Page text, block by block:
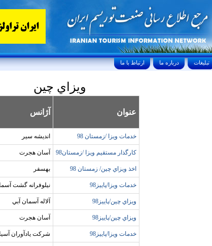
ارتباط با ما درباره ما تبليغات
ويزاي چين
عنوان آژانس
خدمات ويزا /زمستان 98 انديشه سير
کارگذار مستقيم ويزا /زمستان98 آسان هجرت
اخذ ويزاي چين/ زمستان 98 بهسفر
خدمات ويزا/پاييز98 نيلوفرانه گشت
ويزاي چين/پاييز98 آلاله آسمان آبي
ويزاي چين/پاييز98 آسان هجرت
خدمات ويزا/پاييز98 شرکت يادآوران آسيا